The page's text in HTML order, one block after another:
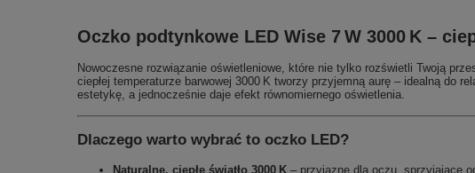
Oczko podtynkowe LED Wise 7 W 3000 K –
Nowoczesne rozwiązanie oświetleniowe, które nie tylko rozświetli Twoją
ciepłej temperaturze barwowej 3000 K tworzy przyjemną aurę – idealną do
estetykę, a jednocześnie daje efekt równomiernego oświetlenia.
Dlaczego warto wybrać to oczko LED?
Naturalne, ciepłe światło 3000 K – przyjazne dla oczu, sprzyjające